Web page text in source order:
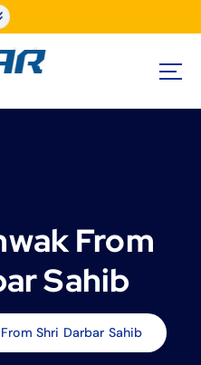
From
Sahib
Shri Darbar Sahib